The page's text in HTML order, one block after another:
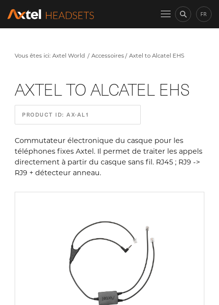
FR
Vous êtes ici: Axtel World Accessoires Axtel to Alcatel EHS
AXTEL TO ALCATEL EHS
PRODUCT ID: AX-AL1
Commutateur électronique du casque pour les
téléphones fixes Axtel. Il permet de traiter les appels
directement à partir du casque sans fil. RJ45 ; RJ9 ->
RJ9 + détecteur anneau.